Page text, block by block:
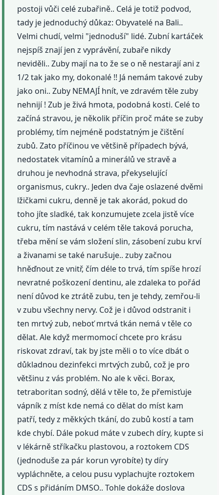
postoji vůči celé zubařině.. Celá je totiž podvod,
tady je jednoduchý důkaz: Obyvatelé na Bali..
Velmi chudí, velmi "jednoduší" lidé. Zubní kartáček
nejspíš znají jen z vyprávění, zubaře nikdy
neviděli.. Zuby mají na to že se o ně nestarají ani z
1/2 tak jako my, dokonalé !! Já nemám takové zuby
jako oni.. Zuby NEMAJÍ hnít, ve zdravém těle zuby
nehnijí ! Zub je živá hmota, podobná kosti. Celé to
začíná stravou, je několik příčin proč máte se zuby
problémy, tím nejméně podstatným je čištění
zubů. Zato příčinou ve většině případech bývá,
nedostatek vitamínů a minerálů ve stravě a
druhou je nevhodná strava, překyselující
organismus, cukry.. Jeden dva čaje oslazené dvěmi
lžičkami cukru, denně je tak akorád, pokud do
toho jíte sladké, tak konzumujete zcela jistě více
cukru, tím nastává v celém těle taková porucha,
třeba mění se vám složení slin, zásobení zubu krví
a živanami se také narušuje.. zuby začnou
hněďnout ze vnitř, čím déle to trvá, tím spíše hrozí
nevratné poškození dentinu, ale zdaleka to pořád
není důvod ke ztrátě zubu, ten je tehdy, zemřou-li
v zubu všechny nervy. Což je i důvod odstranit i
ten mrtvý zub, neboť mrtvá tkán nemá v těle co
dělat. Ale když mermomocí chcete pro krásu
riskovat zdraví, tak by jste měli o to více dbát o
důkladnou dezinfekci mrtvých zubů, což je pro
většinu z vás problém. No ale k věci. Borax,
tetraboritan sodný, dělá v těle to, že přemisťuje
vápník z míst kde nemá co dělat do míst kam
patří, tedy z měkkých tkání, do zubů kostí a tam
kde chybí. Dále pokud máte v zubech díry, kupte si
v lékárně stříkačku plastovou, a roztokem CDS
(jednoduše za pár korun vyrobíte) ty díry
vypláchněte, a celou pusu vyplachujte roztokem
CDS s přidáním DMSO.. Tohle dokáže doslova